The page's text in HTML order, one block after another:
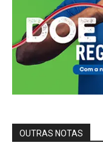
OUTRAS NOTAS